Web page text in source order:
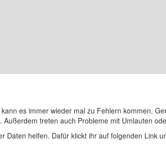
es immer wieder mal zu Fehlern kommen.
treten auch Probleme mit Umlauten
Daten helfen. Dafür klickt ihr auf folgenden Link